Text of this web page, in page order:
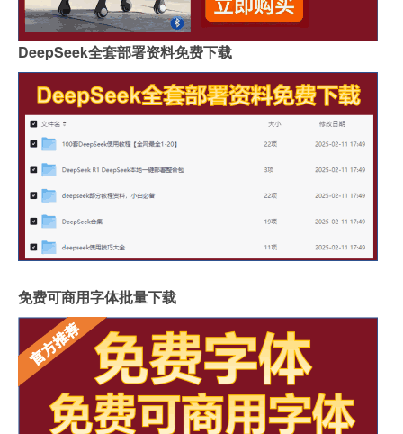
DeepSeek全套部署资料免费下载
免费可商用字体批量下载